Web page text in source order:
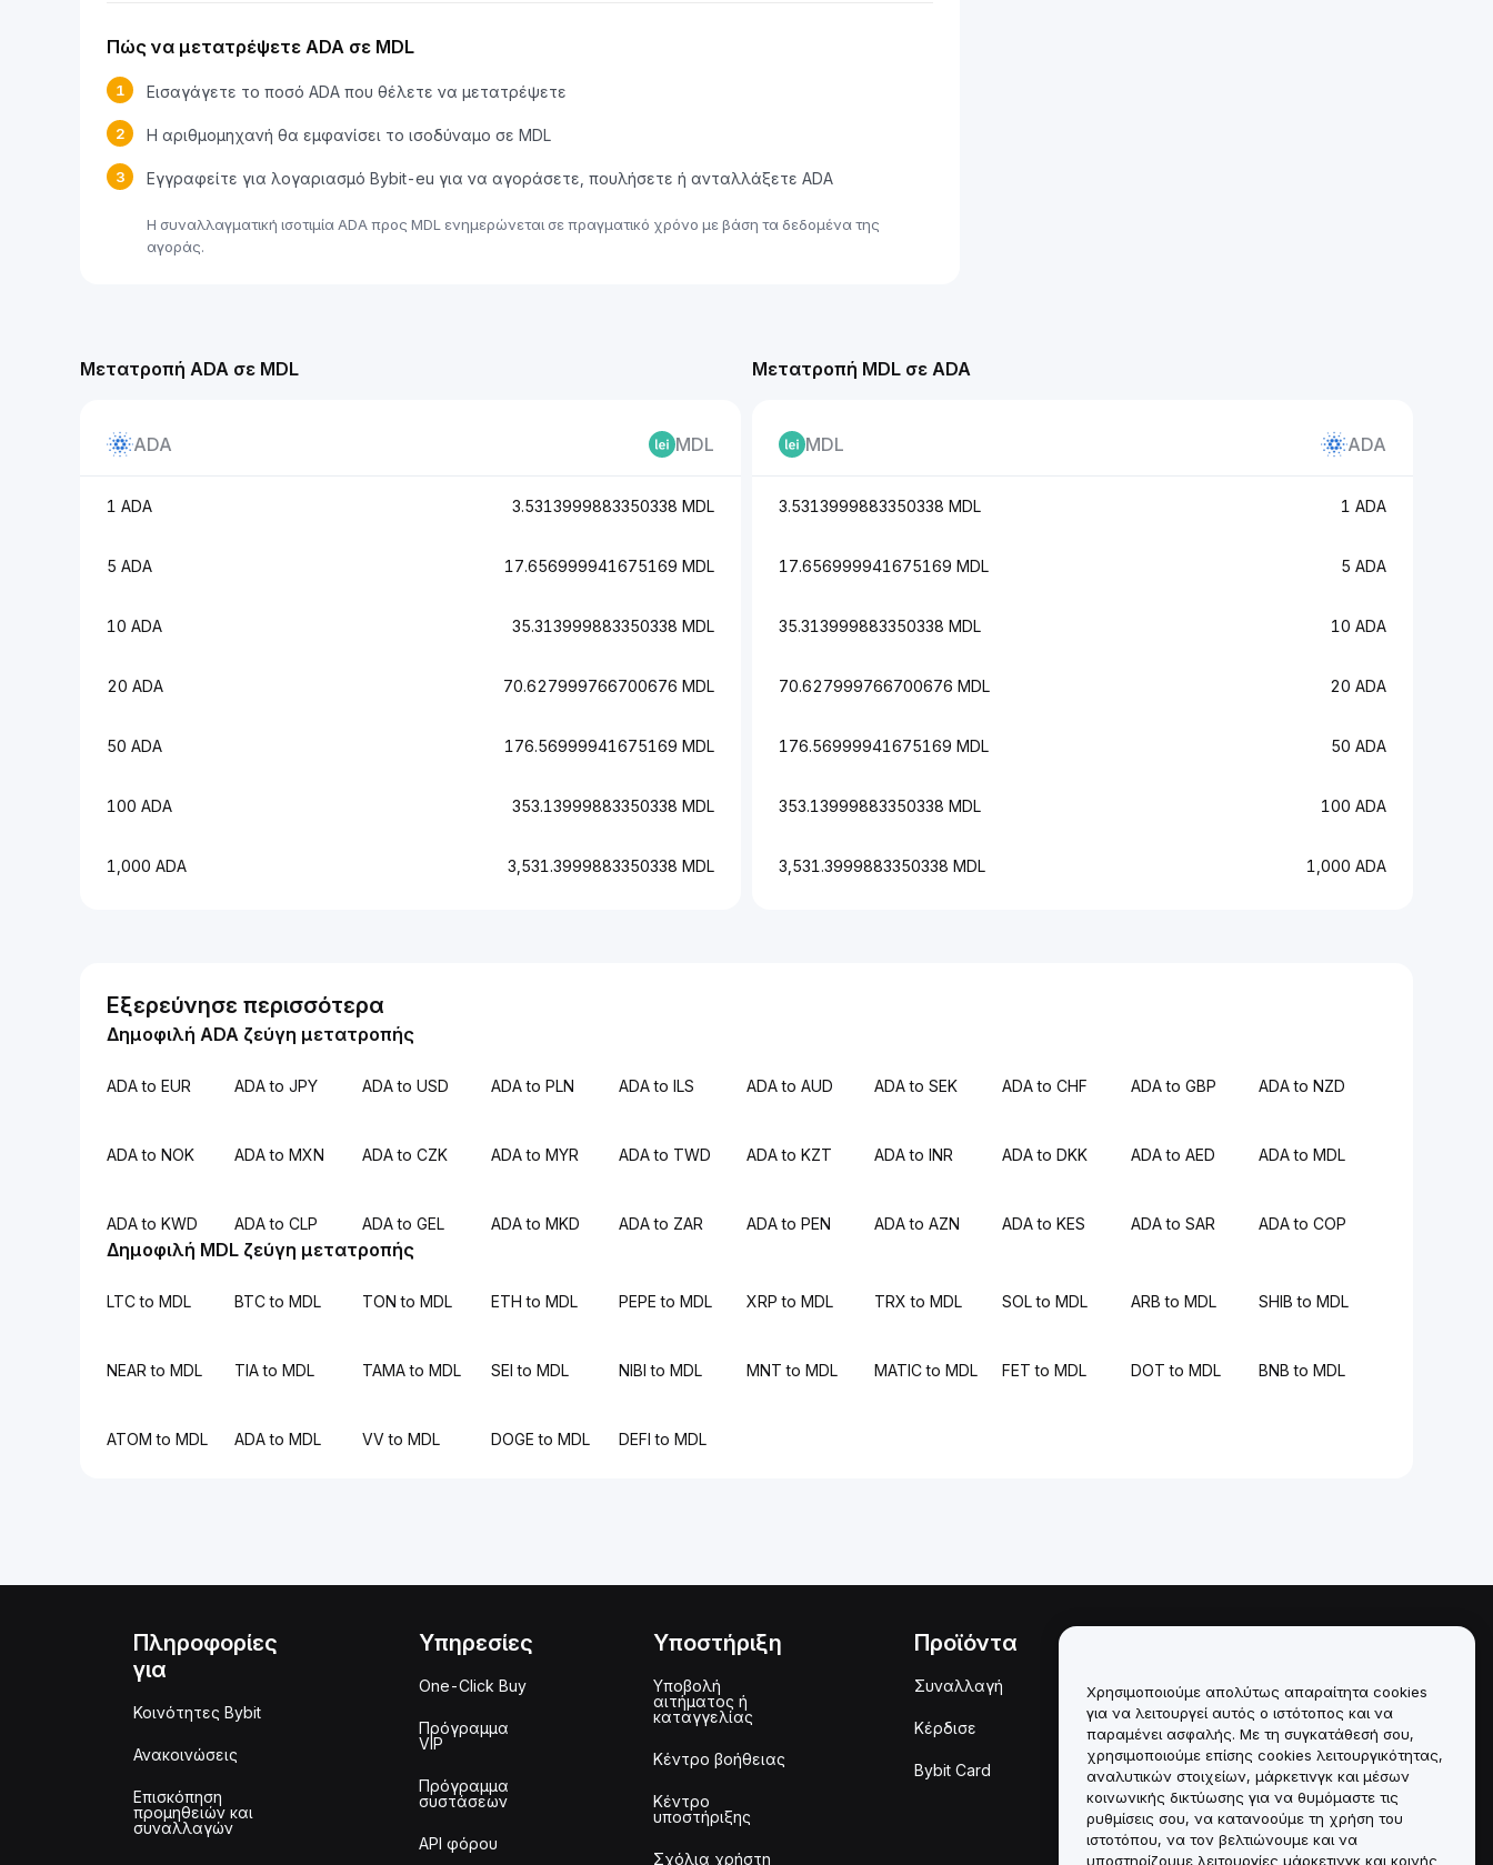
Πώς να μετατρέψετε ADA σε MDL
1 Εισαγάγετε το ποσό ADA που θέλετε να μετατρέψετε
2 Η αριθμομηχανή θα εμφανίσει το ισοδύναμο σε MDL
3 Εγγραφείτε για λογαριασμό Bybit-eu για να αγοράσετε, πουλήσετε ή ανταλλάξετε ADA
Η συναλλαγματική ισοτιμία ADA προς MDL ενημερώνεται σε πραγματικό χρόνο με βάση τα δεδομένα της
αγοράς.
Μετατροπή ADA σε MDL
ADA MDL
1 ADA 3.5313999883350338 MDL
5 ADA 17.656999941675169 MDL
10 ADA 35.313999883350338 MDL
20 ADA 70.627999766700676 MDL
50 ADA 176.56999941675169 MDL
100 ADA 353.13999883350338 MDL
1,000 ADA 3,531.3999883350338 MDL
Μετατροπή MDL σε ADA
MDL ADA
3.5313999883350338 MDL 1 ADA
17.656999941675169 MDL 5 ADA
35.313999883350338 MDL 10 ADA
70.627999766700676 MDL 20 ADA
176.56999941675169 MDL 50 ADA
353.13999883350338 MDL 100 ADA
3,531.3999883350338 MDL 1,000 ADA
Εξερεύνησε περισσότερα
Δημοφιλή ADA ζεύγη μετατροπής
ADA to EUR ADA to JPY ADA to USD ADA to PLN ADA to ILS ADA to AUD ADA to SEK ADA to CHF ADA to GBP ADA to NZD
ADA to NOK ADA to MXN ADA to CZK ADA to MYR ADA to TWD ADA to KZT ADA to INR ADA to DKK ADA to AED ADA to MDL
ADA to KWD ADA to CLP ADA to GEL ADA to MKD ADA to ZAR ADA to PEN ADA to AZN ADA to KES ADA to SAR ADA to COP
Δημοφιλή MDL ζεύγη μετατροπής
LTC to MDL BTC to MDL TON to MDL ETH to MDL PEPE to MDL XRP to MDL TRX to MDL SOL to MDL ARB to MDL SHIB to MDL
NEAR to MDL TIA to MDL TAMA to MDL SEI to MDL NIBI to MDL MNT to MDL MATIC to MDL FET to MDL DOT to MDL BNB to MDL
ATOM to MDL ADA to MDL VV to MDL DOGE to MDL DEFI to MDL
Πληροφορίες
για
Κοινότητες Bybit
Ανακοινώσεις
Επισκόπηση
προμηθειών και
συναλλαγών
Υπηρεσίες
One-Click Buy
Πρόγραμμα
VIP
Πρόγραμμα
συστάσεων
API φόρου
Υποστήριξη
Υποβολή
αιτήματος ή
καταγγελίας
Κέντρο βοήθειας
Κέντρο
υποστήριξης
Σχόλια χρήστη
Προϊόντα
Συναλλαγή
Κέρδισε
Bybit Card
Πολιτική σύγκρουσης
συμφερόντων
Σύνοψη της Πολιτικής
Θεματοφυλακής και
Διαχείρισης
Πληροφορίες ESG
Crypto-Asset White Papers
Χρησιμοποιούμε απολύτως απαραίτητα cookies
για να λειτουργεί αυτός ο ιστότοπος και να
παραμένει ασφαλής. Με τη συγκατάθεσή σου,
χρησιμοποιούμε επίσης cookies λειτουργικότητας,
αναλυτικών στοιχείων, μάρκετινγκ και μέσων
κοινωνικής δικτύωσης για να θυμόμαστε τις
ρυθμίσεις σου, να κατανοούμε τη χρήση του
ιστοτόπου, να τον βελτιώνουμε και να
υποστηρίζουμε λειτουργίες μάρκετινγκ και κοινής